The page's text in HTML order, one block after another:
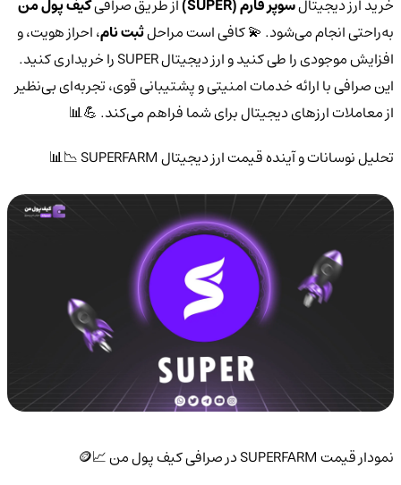
خرید ارز دیجیتالسوپر فارم (SUPER) از طریق صرافیکیف پول من
به‌راحتی انجام می‌شود. 💫 کافی است مراحلثبت نام، احراز هویت، و
افزایش موجودی را طی کنید و ارز دیجیتال SUPER را خریداری کنید.
این صرافی با ارائه خدمات امنیتی و پشتیبانی قوی، تجربه‌ای بی‌نظیر
از معاملات ارزهای دیجیتال برای شما فراهم می‌کند. 💪📊
تحلیل نوسانات و آینده قیمت ارز دیجیتال SUPERFARM 📉📊
نمودار قیمت SUPERFARM در صرافی کیف پول من 📈🪙